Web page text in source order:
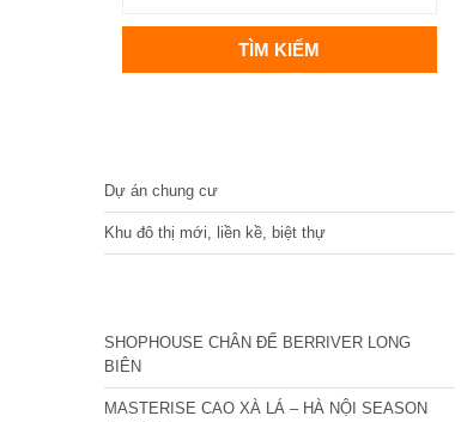
Dự án chung cư
Khu đô thị mới, liền kề, biệt thự
SHOPHOUSE CHÂN ĐẾ BERRIVER LONG
BIÊN
MASTERISE CAO XÀ LÁ – HÀ NỘI SEASON